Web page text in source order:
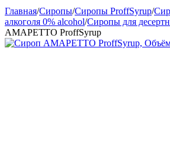
Главная/Сиропы/Сиропы ProffSyrup/
алкоголя 0% alcohol/Сиропы для
АМАРЕТТО ProffSyrup